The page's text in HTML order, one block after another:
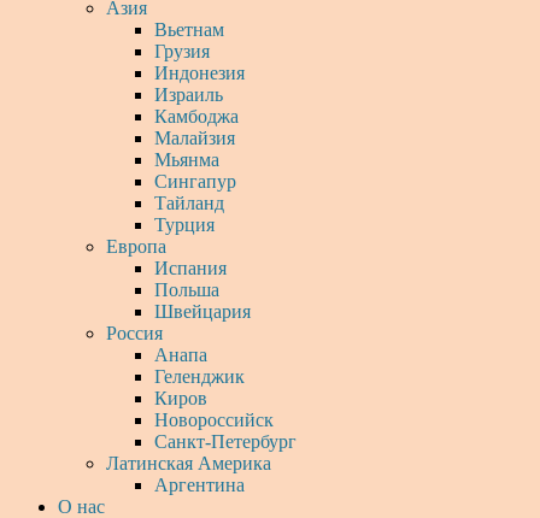
Азия
Вьетнам
Грузия
Индонезия
Израиль
Камбоджа
Малайзия
Мьянма
Сингапур
Тайланд
Турция
Европа
Испания
Польша
Швейцария
Россия
Анапа
Геленджик
Киров
Новороссийск
Санкт-Петербург
Латинская Америка
Аргентина
О нас